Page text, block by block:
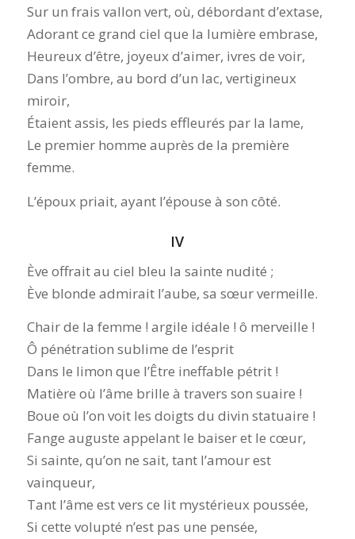
Sur un frais vallon vert, où, débordant d’extase,
Adorant ce grand ciel que la lumière embrase,
Heureux d’être, joyeux d’aimer, ivres de voir,
Dans l’ombre, au bord d’un lac, vertigineux
miroir,
Étaient assis, les pieds effleurés par la lame,
Le premier homme auprès de la première
femme.
L’époux priait, ayant l’épouse à son côté.
IV
Ève offrait au ciel bleu la sainte nudité ;
Ève blonde admirait l’aube, sa sœur vermeille.
Chair de la femme ! argile idéale ! ô merveille !
Ô pénétration sublime de l’esprit
Dans le limon que l’Être ineffable pétrit !
Matière où l’âme brille à travers son suaire !
Boue où l’on voit les doigts du divin statuaire !
Fange auguste appelant le baiser et le cœur,
Si sainte, qu’on ne sait, tant l’amour est
vainqueur,
Tant l’âme est vers ce lit mystérieux poussée,
Si cette volupté n’est pas une pensée,